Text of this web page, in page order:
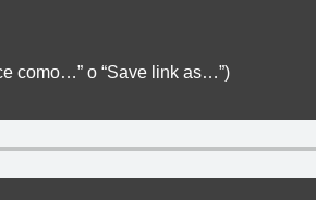
como…” o “Save link as…”)